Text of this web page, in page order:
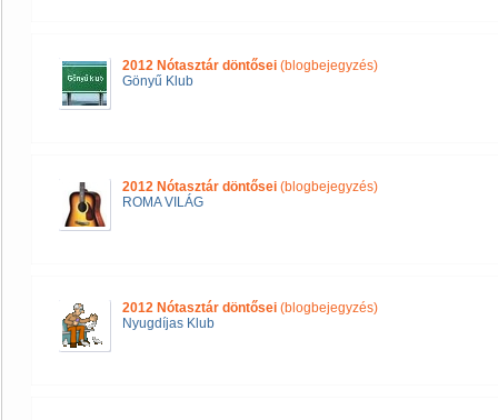
2012 Nótasztár döntősei (blogbejegyzés)
Gönyű Klub
2012 Nótasztár döntősei (blogbejegyzés)
ROMA VILÁG
2012 Nótasztár döntősei (blogbejegyzés)
Nyugdíjas Klub